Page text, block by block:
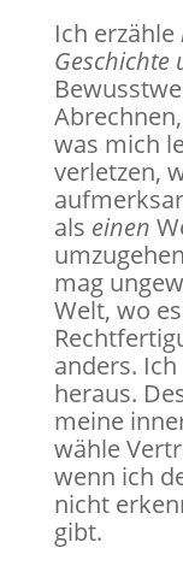
Ich erzähle
was mich
verletzen,
als einen
mag
Welt, wo
anders.
heraus.
meine
wähle
wenn ich
nicht
gibt.